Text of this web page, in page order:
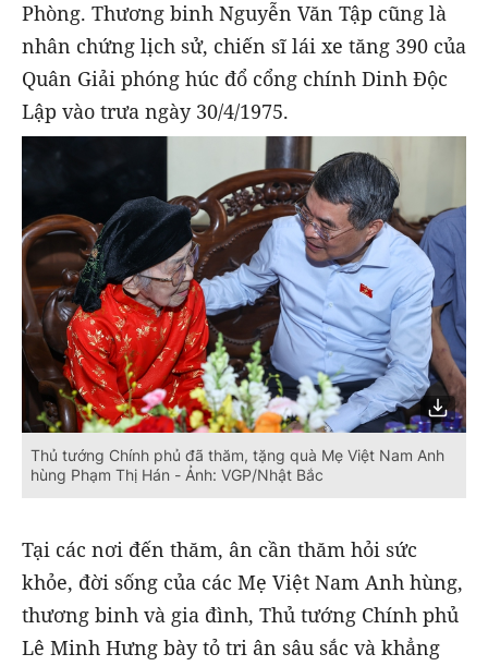
Phòng. Thương binh Nguyễn Văn Tập cũng là
nhân chứng lịch sử, chiến sĩ lái xe tăng 390 của
Quân Giải phóng húc đổ cổng chính Dinh Độc
Lập vào trưa ngày 30/4/1975.
Thủ tướng Chính phủ đã thăm, tặng quà Mẹ Việt Nam Anh
hùng Phạm Thị Hán - Ảnh: VGP/Nhật Bắc
Tại các nơi đến thăm, ân cần thăm hỏi sức
khỏe, đời sống của các Mẹ Việt Nam Anh hùng,
thương binh và gia đình, Thủ tướng Chính phủ
Lê Minh Hưng bày tỏ tri ân sâu sắc và khẳng